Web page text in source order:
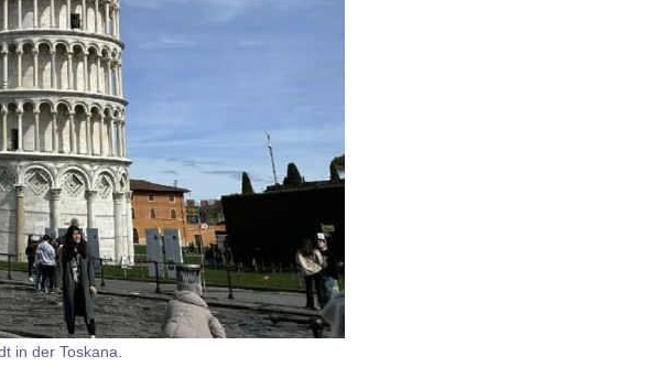
in der Toskana.